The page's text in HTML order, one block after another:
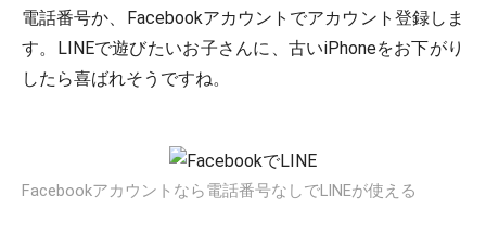
電話番号か、Facebookアカウントでアカウント登録しま
す。LINEで遊びたいお子さんに、古いiPhoneをお下がり
したら喜ばれそうですね。
Facebookアカウントなら電話番号なしでLINEが使える